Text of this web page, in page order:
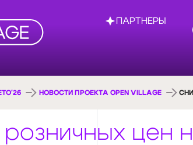
ПАРТНЕРЫ
НОВОСТИ ПРОЕКТА OPEN VILLAGE
цен